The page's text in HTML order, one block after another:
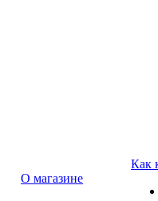
О магазине
Как